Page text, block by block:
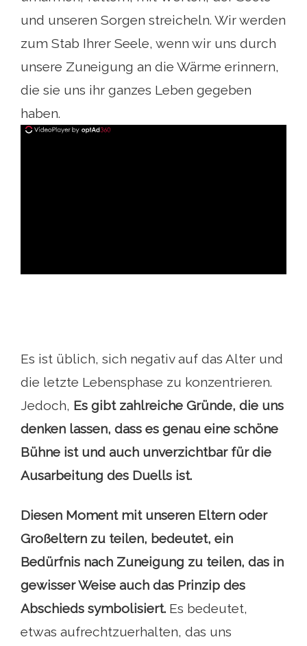
und unseren Sorgen streicheln. Wir werden
zum Stab Ihrer Seele, wenn wir uns durch
unsere Zuneigung an die Wärme erinnern,
die sie uns ihr ganzes Leben gegeben
haben.
Es ist üblich, sich negativ auf das Alter und
die letzte Lebensphase zu konzentrieren.
Jedoch, Es gibt zahlreiche Gründe, die uns
denken lassen, dass es genau eine schöne
Bühne ist und auch unverzichtbar für die
Ausarbeitung des Duells ist.
Diesen Moment mit unseren Eltern oder
Großeltern zu teilen, bedeutet, ein
Bedürfnis nach Zuneigung zu teilen, das in
gewisser Weise auch das Prinzip des
Abschieds symbolisiert. Es bedeutet,
etwas aufrechtzuerhalten, das uns